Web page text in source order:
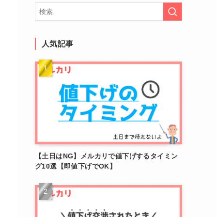
人気記事
【土日はNG】メルカリで値下げするタイミン
グ10選【即値下げでOK】